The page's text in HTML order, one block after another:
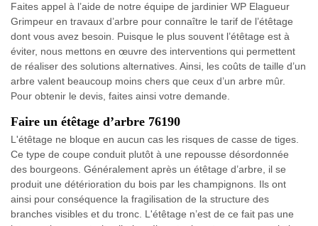
Faites appel à l’aide de notre équipe de jardinier WP Elagueur
Grimpeur en travaux d’arbre pour connaître le tarif de l’étêtage
dont vous avez besoin. Puisque le plus souvent l’étêtage est à
éviter, nous mettons en œuvre des interventions qui permettent
de réaliser des solutions alternatives. Ainsi, les coûts de taille d’un
arbre valent beaucoup moins chers que ceux d’un arbre mûr.
Pour obtenir le devis, faites ainsi votre demande.
Faire un étêtage d’arbre 76190
L'étêtage ne bloque en aucun cas les risques de casse de tiges.
Ce type de coupe conduit plutôt à une repousse désordonnée
des bourgeons. Généralement après un étêtage d’arbre, il se
produit une détérioration du bois par les champignons. Ils ont
ainsi pour conséquence la fragilisation de la structure des
branches visibles et du tronc. L'étêtage n’est de ce fait pas une